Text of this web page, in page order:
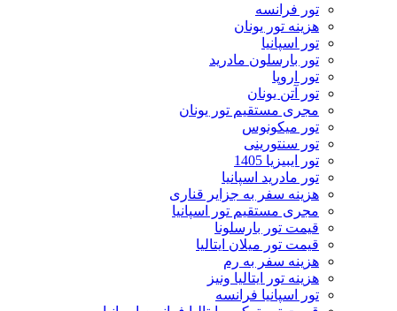
تور فرانسه
هزینه تور یونان
تور اسپانیا
تور بارسلون مادرید
تور اروپا
تور آتن یونان
مجری مستقیم تور یونان
تور میکونوس
تور سنتورینی
تور ایبیزیا 1405
تور مادرید اسپانیا
هزینه سفر به جزایر قناری
مجری مستقیم تور اسپانیا
قیمت تور بارسلونا
قیمت تور میلان ایتالیا
هزینه سفر به رم
هزینه تور ایتالیا ونیز
تور اسپانیا فرانسه